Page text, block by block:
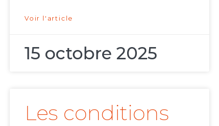
Voir l'article
15 octobre 2025
Les conditions